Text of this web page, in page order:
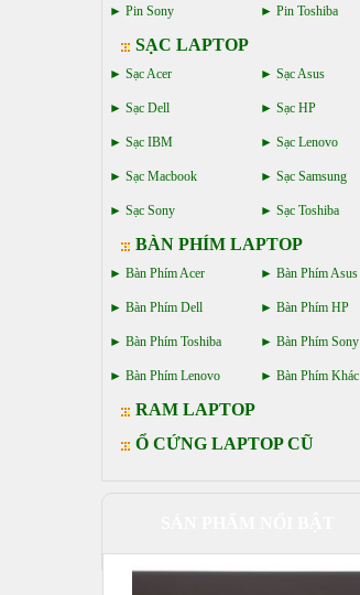
Pin Sony Pin Toshiba
SẠC LAPTOP
Sạc Acer Sạc Asus
Sạc Dell Sạc HP
Sạc IBM Sạc Lenovo
Sạc Macbook Sạc Samsung
Sạc Sony Sạc Toshiba
BÀN PHÍM LAPTOP
Bàn Phím Acer Bàn Phím Asus
Bàn Phím Dell Bàn Phím HP
Bàn Phím Toshiba Bàn Phím Sony
Bàn Phím Lenovo Bàn Phím Khác
RAM LAPTOP
Ổ CỨNG LAPTOP CŨ